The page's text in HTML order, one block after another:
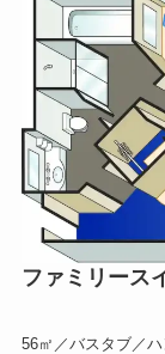
ファミリース
56㎡／バスタブ／